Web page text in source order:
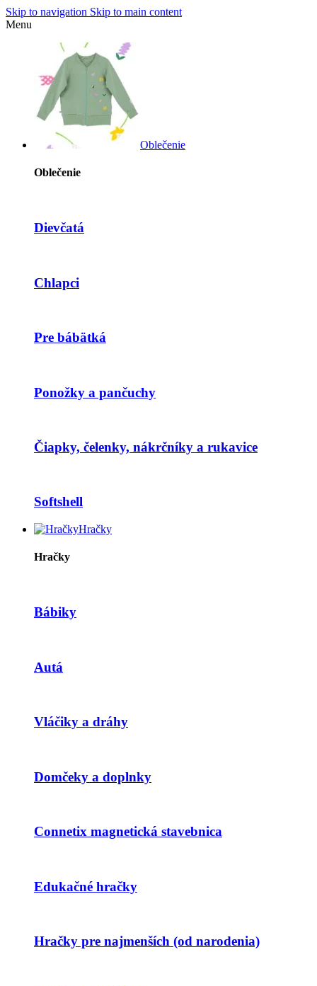
Skip to navigation Skip to main content
Menu
Oblečenie
Oblečenie
Dievčatá
Chlapci
Pre bábätká
Ponožky a pančuchy
Čiapky, čelenky, nákrčníky a rukavice
Softshell
Hračky
Hračky
Bábiky
Autá
Vláčiky a dráhy
Domčeky a doplnky
Connetix magnetická stavebnica
Edukačné hračky
Hračky pre najmenších (od narodenia)